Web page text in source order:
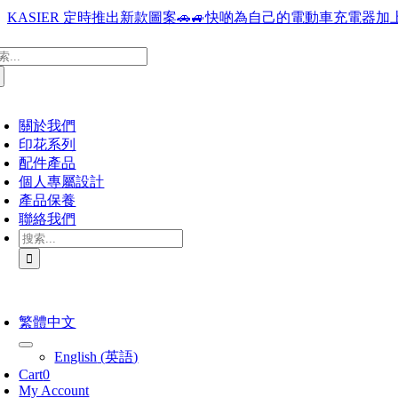
Skip
content
KASIER 定時推出新款圖案🚗🚙快啲為自己的電動車充電器加
關於我們
印花系列
配件產品
個人專屬設計
產品保養
聯絡我們
搜
索
結
繁體中文
English (英語)
Cart0
My Account